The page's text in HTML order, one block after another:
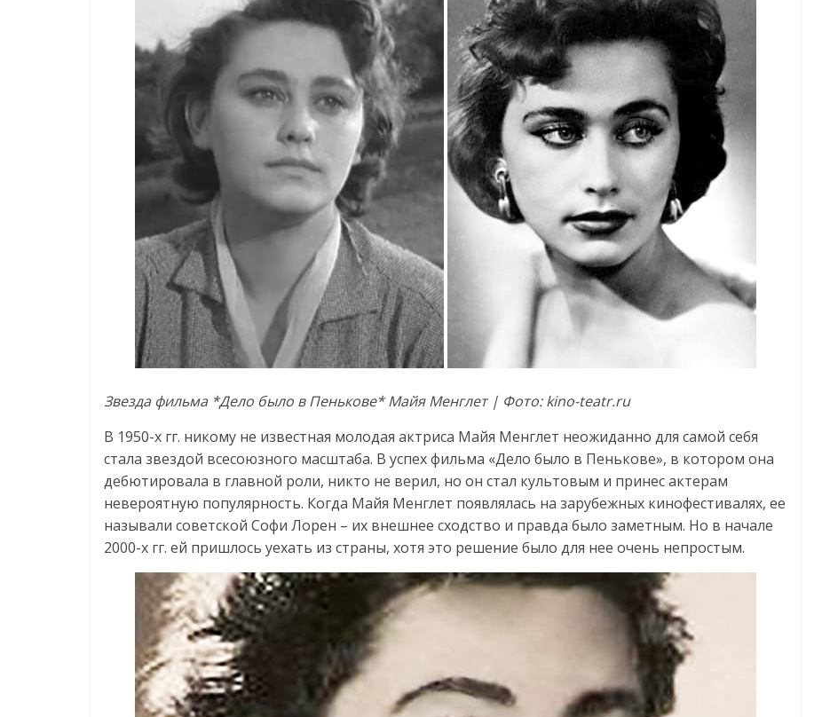
Звезда фильма *Дело было в Пенькове* Майя Менглет | Фото: kino-teatr.ru
В 1950-х гг. никому не известная молодая актриса Майя Менглет неожиданно для самой себя
стала звездой всесоюзного масштаба. В успех фильма «Дело было в Пенькове», в котором она
дебютировала в главной роли, никто не верил, но он стал культовым и принес актерам
невероятную популярность. Когда Майя Менглет появлялась на зарубежных кинофестивалях, ее
называли советской Софи Лорен – их внешнее сходство и правда было заметным. Но в начале
2000-х гг. ей пришлось уехать из страны, хотя это решение было для нее очень непростым.